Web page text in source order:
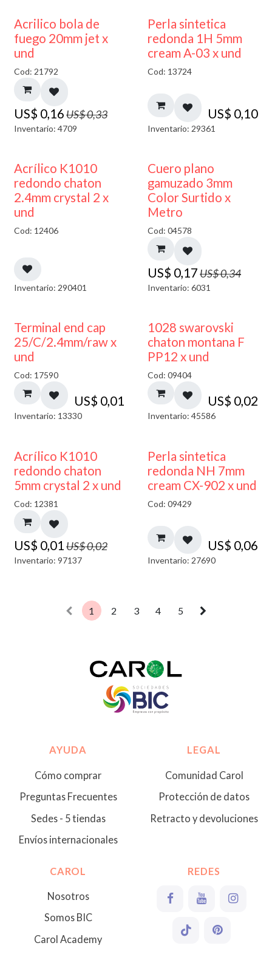
50% DESCUENTO
Acrilico bola de
fuego 20mm jet x
und
Cod: 21792
US$ 0,16US$0,33
Inventario: 4709
Perla sintetica
redonda 1H 5mm
cream A-03 x und
Cod: 13724
US$ 0,10
Inventario: 29361
50% DESCUENTO
Acrílico K1010
redondo chaton
2.4mm crystal 2 x
und
Cod: 12406
Inventario: 290401
50% DESCUENTO
Cuero plano
gamuzado 3mm
Color Surtido x
Metro
Cod: 04578
US$ 0,17US$0,34
Inventario: 6031
Terminal end cap
25/C/2.4mm/raw x
und
Cod: 17590
US$ 0,01
Inventario: 13330
1028 swarovski
chaton montana F
PP12 x und
Cod: 09404
US$ 0,02
Inventario: 45586
50% DESCUENTO
Acrílico K1010
redondo chaton
5mm crystal 2 x und
Cod: 12381
US$ 0,01US$0,02
Inventario: 97137
Perla sintetica
redonda NH 7mm
cream CX-902 x und
Cod: 09429
US$ 0,06
Inventario: 27690
1 2 3 4 5
AYUDA
Cómo comprar
Preguntas Frecuentes
Sedes - 5 tiendas
Envíos internacionales
LEGAL
Comunidad Carol
Protección de datos
Retracto y devoluciones
CAROL
Nosotros
Somos BIC
Carol Academy
REDES